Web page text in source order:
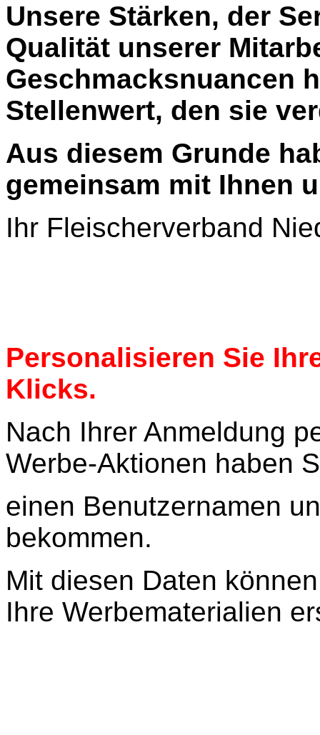
Unsere Stärken, der
Qualität unserer
Geschmacksnuancen
Stellenwert, den sie
Aus diesem Grunde
gemeinsam mit Ihnen
Ihr Fleischerverband
Personalisieren Sie
Klicks.
Nach Ihrer Anmeldung
Werbe-Aktionen haben
einen Benutzernamen
bekommen.
Mit diesen Daten
Ihre Werbematerialien